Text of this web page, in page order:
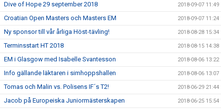
Dive of Hope 29 september 2018 2018-09-07 11:49
Croatian Open Masters och Masters EM 2018-09-07 11:24
Ny sponsor till vår årliga Höst-tävling! 2018-08-28 15:34
Terminsstart HT 2018 2018-08-15 14:38
EM i Glasgow med Isabelle Svantesson 2018-08-06 13:22
Info gällande läktaren i simhoppshallen 2018-08-06 13:07
Tomas och Malin vs. Polisens IF´s T2! 2018-06-29 21:44
Jacob på Europeiska Juniormästerskapen 2018-06-25 15:54